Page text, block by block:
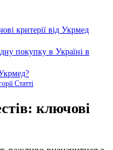
критерії від Укрмед
покупку в Україні в
Статті
ключові